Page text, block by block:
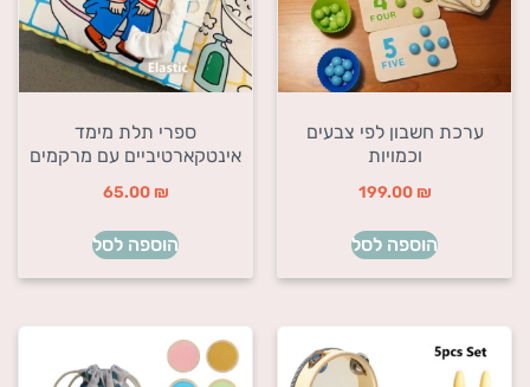
ערכת חשבון לפי צבעים
וכמויות
199.00 ₪
הוספה לסל
ספרי תלת מימד
אינטקארטיביים עם מרקמים
65.00 ₪
הוספה לסל